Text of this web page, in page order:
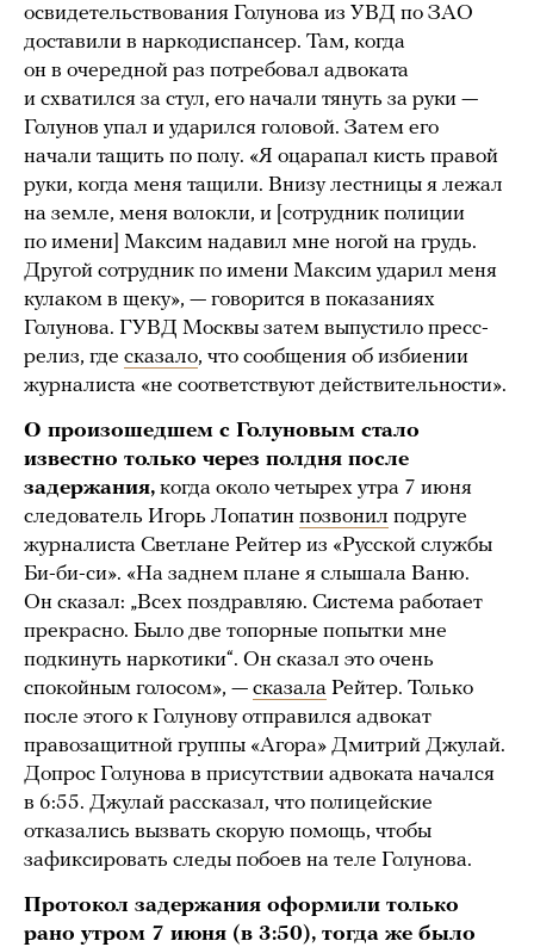
освидетельствования Голунова из УВД по ЗАО
доставили в наркодиспансер. Там, когда
он в очередной раз потребовал адвоката
и схватился за стул, его начали тянуть за руки —
Голунов упал и ударился головой. Затем его
начали тащить по полу. «Я оцарапал кисть правой
руки, когда меня тащили. Внизу лестницы я лежал
на земле, меня волокли, и [сотрудник полиции
по имени] Максим надавил мне ногой на грудь.
Другой сотрудник по имени Максим ударил меня
кулаком в щеку», — говорится в показаниях
Голунова. ГУВД Москвы затем выпустило пресс-
релиз, где сказало, что сообщения об избиении
журналиста «не соответствуют действительности».
О произошедшем с Голуновым стало
известно только через полдня после
задержания, когда около четырех утра 7 июня
следователь Игорь Лопатин позвонил подруге
журналиста Светлане Рейтер из «Русской службы
Би-би-си». «На заднем плане я слышала Ваню.
Он сказал: „Всех поздравляю. Система работает
прекрасно. Было две топорные попытки мне
подкинуть наркотики“. Он сказал это очень
спокойным голосом», — сказала Рейтер. Только
после этого к Голунову отправился адвокат
правозащитной группы «Агора» Дмитрий Джулай.
Допрос Голунова в присутствии адвоката начался
в 6:55. Джулай рассказал, что полицейские
отказались вызвать скорую помощь, чтобы
зафиксировать следы побоев на теле Голунова.
Протокол задержания оформили только
рано утром 7 июня (в 3:50), тогда же было